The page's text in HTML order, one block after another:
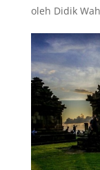
oleh Didik